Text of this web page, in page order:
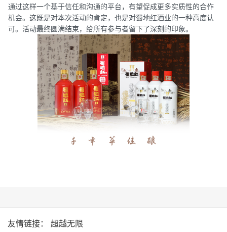
通过这样一个基于信任和沟通的平台，有望促成更多实质性的合作
机会。这既是对本次活动的肯定，也是对蜀地红酒业的一种高度认
可。活动最终圆满结束，给所有参与者留下了深刻的印象。
友情链接： 超越无限